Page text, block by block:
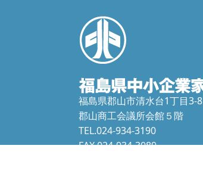
福島県郡山市清水台1丁目3-8
郡山商工会議所会館５階
TEL.024-934-3190
FAX.024-934-3089